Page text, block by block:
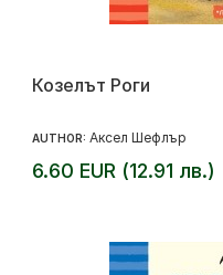
Козелът Роги
AUTHOR: Аксел Шефлър
6.60 EUR (12.91 лв.)